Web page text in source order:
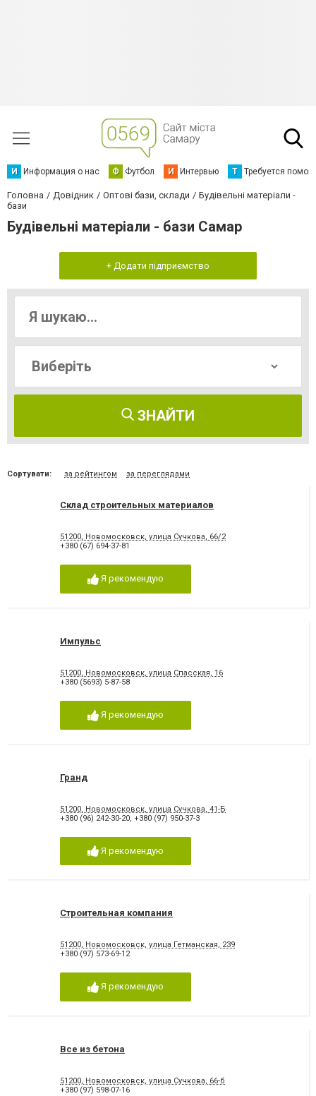
И Информация о нас Ф Футбол И Интервью Т Требуется
Головна Довідник Оптові бази, склади
Будівельні матеріали -
бази
Будівельні матеріали - бази Самар
+ Додати підприємство
ЗНАЙТИ
Сортувати: за рейтингом за переглядами
Склад строительных материалов
51200, Новомосковск, улица Сучкова, 66/2
+380 (67) 694-37-81
Я рекомендую
Импульс
51200, Новомосковск, улица Спасская, 16
+380 (5693) 5-87-58
Я рекомендую
Гранд
51200, Новомосковск, улица Сучкова, 41-Б
+380 (96) 242-30-20, +380 (97) 950-37-3
Я рекомендую
Строительная компания
51200, Новомосковск, улица Гетманская, 239
+380 (97) 573-69-12
Я рекомендую
Все из бетона
51200, Новомосковск, улица Сучкова, 66-б
+380 (97) 598-07-16